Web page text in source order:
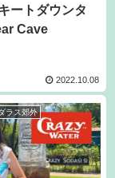
ートダウンタ
Cave
2022.10.08
ラス郊外